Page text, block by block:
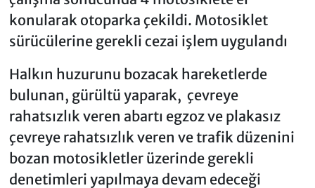
konularak otoparka çekildi. Motosiklet
sürücülerine gerekli cezai işlem uygulandı
Halkın huzurunu bozacak hareketlerde
bulunan, gürültü yaparak, çevreye
rahatsızlık veren abartı egzoz ve plakasız
çevreye rahatsızlık veren ve trafik düzenini
bozan motosikletler üzerinde gerekli
denetimleri yapılmaya devam edeceği